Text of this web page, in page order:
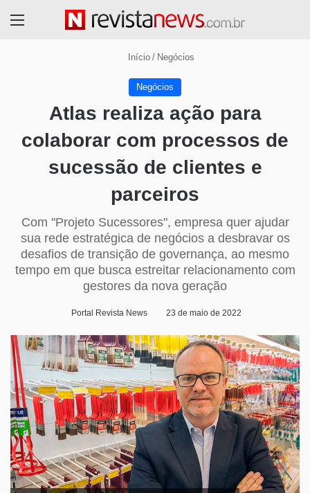
Início / Negócios
Negócios
Atlas realiza ação para
colaborar com processos de
sucessão de clientes e
parceiros
Com "Projeto Sucessores", empresa quer ajudar
sua rede estratégica de negócios a desbravar os
desafios de transição de governança, ao mesmo
tempo em que busca estreitar relacionamento com
gestores da nova geração
Portal Revista News 23 de maio de 2022